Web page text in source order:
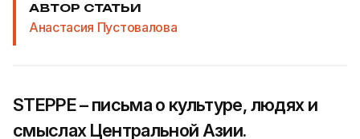
АВТОР СТАТЬИ
Анастасия Пустовалова
STEPPE – письма о культуре, людях и
смыслах Центральной Азии.